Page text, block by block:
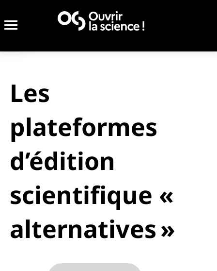
Les
plateformes
d’édition
scientifique «
alternatives »